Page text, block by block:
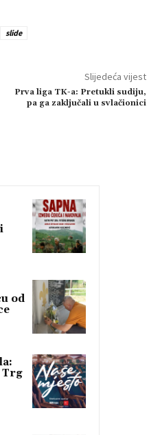
slide
Slijedeća vijest
Prva liga TK-a: Pretukli sudiju,
pa ga zaključali u svlačionici
od
Trg